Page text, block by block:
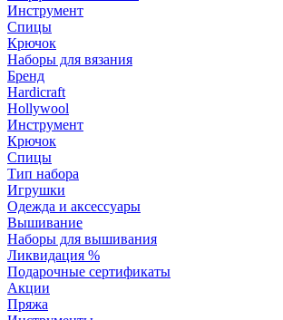
Инструмент
Спицы
Крючок
Наборы для вязания
Бренд
Hardicraft
Hollywool
Инструмент
Крючок
Спицы
Тип набора
Игрушки
Одежда и аксессуары
Вышивание
Наборы для вышивания
Ликвидация %
Подарочные сертификаты
Акции
Пряжа